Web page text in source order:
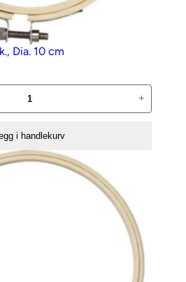
Dia. 10 cm
+
i handlekurv